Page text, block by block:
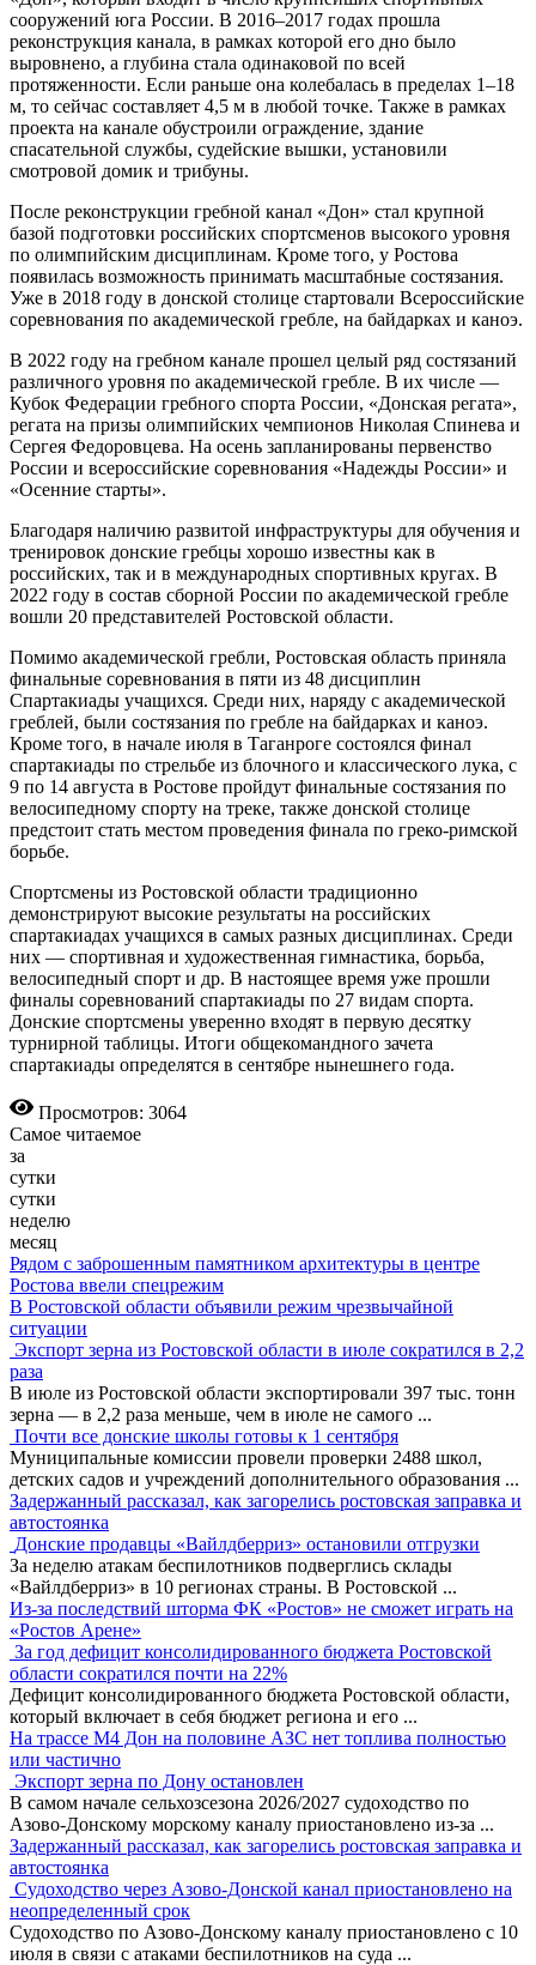
сооружений юга России. В 2016–2017 годах прошла
реконструкция канала, в рамках которой его дно было
выровнено, а глубина стала одинаковой по всей
протяженности. Если раньше она колебалась в пределах 1–18
м, то сейчас составляет 4,5 м в любой точке. Также в рамках
проекта на канале обустроили ограждение, здание
спасательной службы, судейские вышки, установили
смотровой домик и трибуны.
После реконструкции гребной канал «Дон» стал крупной
базой подготовки российских спортсменов высокого уровня
по олимпийским дисциплинам. Кроме того, у Ростова
появилась возможность принимать масштабные состязания.
Уже в 2018 году в донской столице стартовали Всероссийские
соревнования по академической гребле, на байдарках и каноэ.
В 2022 году на гребном канале прошел целый ряд состязаний
различного уровня по академической гребле. В их числе —
Кубок Федерации гребного спорта России, «Донская регата»,
регата на призы олимпийских чемпионов Николая Спинева и
Сергея Федоровцева. На осень запланированы первенство
России и всероссийские соревнования «Надежды России» и
«Осенние старты».
Благодаря наличию развитой инфраструктуры для обучения и
тренировок донские гребцы хорошо известны как в
российских, так и в международных спортивных кругах. В
2022 году в состав сборной России по академической гребле
вошли 20 представителей Ростовской области.
Помимо академической гребли, Ростовская область приняла
финальные соревнования в пяти из 48 дисциплин
Спартакиады учащихся. Среди них, наряду с академической
греблей, были состязания по гребле на байдарках и каноэ.
Кроме того, в начале июля в Таганроге состоялся финал
спартакиады по стрельбе из блочного и классического лука, с
9 по 14 августа в Ростове пройдут финальные состязания по
велосипедному спорту на треке, также донской столице
предстоит стать местом проведения финала по греко-римской
борьбе.
Спортсмены из Ростовской области традиционно
демонстрируют высокие результаты на российских
спартакиадах учащихся в самых разных дисциплинах. Среди
них — спортивная и художественная гимнастика, борьба,
велосипедный спорт и др. В настоящее время уже прошли
финалы соревнований спартакиады по 27 видам спорта.
Донские спортсмены уверенно входят в первую десятку
турнирной таблицы. Итоги общекомандного зачета
спартакиады определятся в сентябре нынешнего года.
Просмотров: 3064
Самое читаемое
за
сутки
сутки
неделю
месяц
Рядом с заброшенным памятником архитектуры в центре
Ростова ввели спецрежим
В Ростовской области объявили режим чрезвычайной
ситуации
Экспорт зерна из Ростовской области в июле сократился в 2,2
раза
В июле из Ростовской области экспортировали 397 тыс. тонн
зерна — в 2,2 раза меньше, чем в июле не самого ...
Почти все донские школы готовы к 1 сентября
Муниципальные комиссии провели проверки 2488 школ,
детских садов и учреждений дополнительного образования ...
Задержанный рассказал, как загорелись ростовская заправка и
автостоянка
Донские продавцы «Вайлдберриз» остановили отгрузки
За неделю атакам беспилотников подверглись склады
«Вайлдберриз» в 10 регионах страны. В Ростовской ...
Из-за последствий шторма ФК «Ростов» не сможет играть на
«Ростов Арене»
За год дефицит консолидированного бюджета Ростовской
области сократился почти на 22%
Дефицит консолидированного бюджета Ростовской области,
который включает в себя бюджет региона и его ...
На трассе М4 Дон на половине АЗС нет топлива полностью
или частично
Экспорт зерна по Дону остановлен
В самом начале сельхозсезона 2026/2027 судоходство по
Азово-Донскому морскому каналу приостановлено из-за ...
Задержанный рассказал, как загорелись ростовская заправка и
автостоянка
Судоходство через Азово-Донской канал приостановлено на
неопределенный срок
Судоходство по Азово-Донскому каналу приостановлено с 10
июля в связи с атаками беспилотников на суда ...